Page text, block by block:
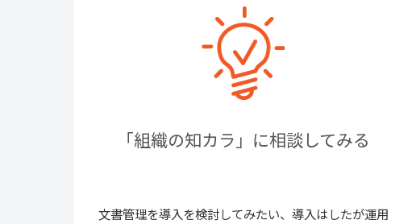
「組織の知カラ」に相談してみる
文書管理を導入を検討してみたい、導入はしたが運用